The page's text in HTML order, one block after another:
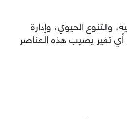
والتنوع الحيوي، وإدارة
تغير يصيب هذه العناصر